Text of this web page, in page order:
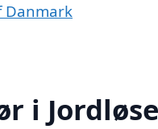
Danmark
i